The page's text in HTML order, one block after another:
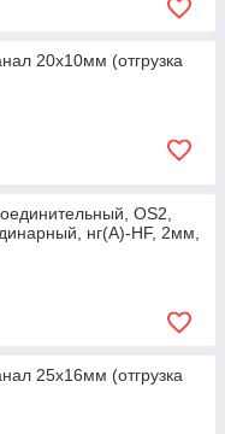
20х10мм (отгрузка
OS2,
нг(А)-HF, 2мм,
25х16мм (отгрузка